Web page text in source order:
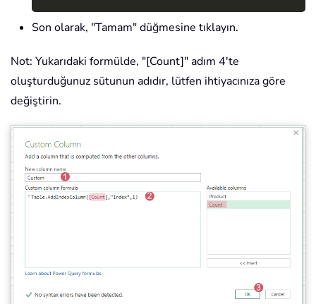
Son olarak, "Tamam" düğmesine tıklayın.
Not: Yukarıdaki formülde, "[Count]" adım 4'te
oluşturduğunuz sütunun adıdır, lütfen ihtiyacınıza göre
değiştirin.